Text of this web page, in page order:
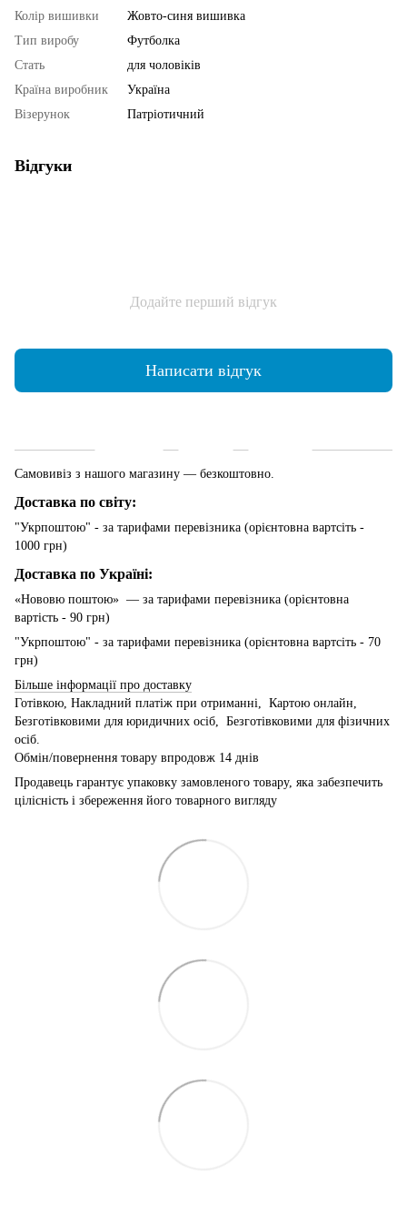
Колір вишивки
Жовто-синя вишивка
Тип виробу
Футболка
Стать
для чоловіків
Країна виробник
Україна
Візерунок
Патріотичний
Відгуки
Додайте перший відгук
Написати відгук
Самовивіз з нашого магазину — безкоштовно.
Доставка по світу:
"Укрпоштою" - за тарифами перевізника (орієнтовна вартсіть -
1000 грн)
Доставка по Україні:
«Нововю поштою» — за тарифами перевізника (орієнтовна
вартість - 90 грн)
"Укрпоштою" - за тарифами перевізника (орієнтовна вартсіть - 70
грн)
Більше інформації про доставку
Готівкою, Накладний платіж при отриманні, Картою онлайн,
Безготівковими для юридичних осіб, Безготівковими для фізичних
осіб.
Обмін/повернення товару впродовж 14 днів
Продавець гарантує упаковку замовленого товару, яка забезпечить
цілісність і збереження його товарного вигляду